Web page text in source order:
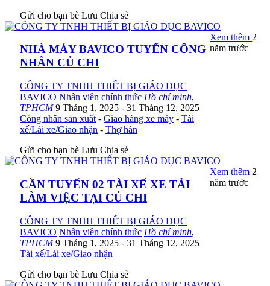
Gửi cho bạn bè Lưu Chia sẻ
NHÀ MÁY BAVICO TUYỂN CÔNG
NHÂN CỦ CHI
CÔNG TY TNHH THIẾT BỊ GIÁO DỤC
BAVICO Nhân viên chính thức Hồ chí minh,
TPHCM 9 Tháng 1, 2025 - 31 Tháng 12, 2025
Công nhân sản xuất - Giao hàng xe máy - Tài
xế/Lái xe/Giao nhận - Thợ hàn
Gửi cho bạn bè Lưu Chia sẻ
Xem thêm 2
năm trước
CẦN TUYỂN 02 TÀI XẾ XE TẢI
LÀM VIỆC TẠI CỦ CHI
CÔNG TY TNHH THIẾT BỊ GIÁO DỤC
BAVICO Nhân viên chính thức Hồ chí minh,
TPHCM 9 Tháng 1, 2025 - 31 Tháng 12, 2025
Tài xế/Lái xe/Giao nhận
Gửi cho bạn bè Lưu Chia sẻ
Xem thêm 2
năm trước